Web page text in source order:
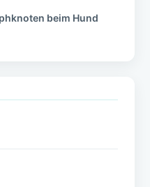
beim Hund